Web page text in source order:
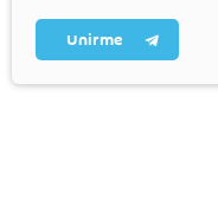
Unirme